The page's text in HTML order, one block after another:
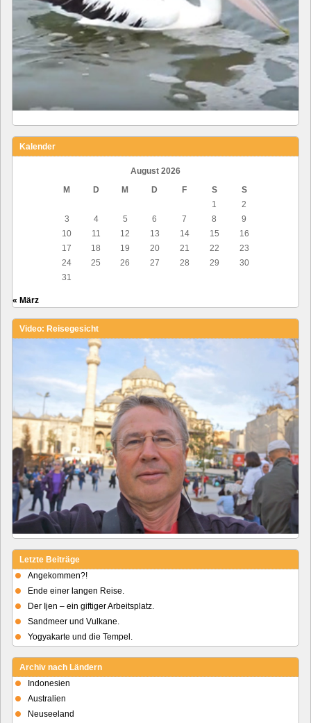
Kalender
August 2026
M
D M D F S
S
1
2
3
4 5 6 7 8
9
10
11 12 13 14 15
16
17
18 19 20 21 22
23
24
25 26 27 28 29
30
31
« März
Video: Reisegesicht
Letzte Beiträge
Angekommen?!
Ende einer langen Reise.
Der Ijen – ein giftiger Arbeitsplatz.
Sandmeer und Vulkane.
Yogyakarte und die Tempel.
Archiv nach Ländern
Indonesien
Australien
Neuseeland